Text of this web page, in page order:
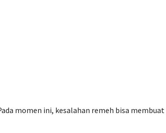
momen ini, kesalahan remeh bisa membuat